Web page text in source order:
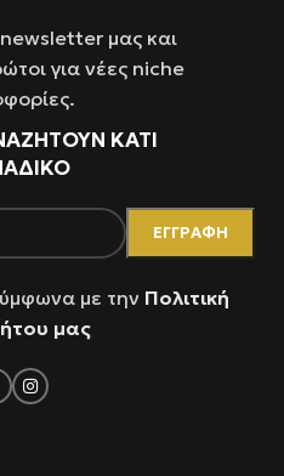
μας και
για νέες niche
ΚΑΤΙ
με την Πολιτική
μας